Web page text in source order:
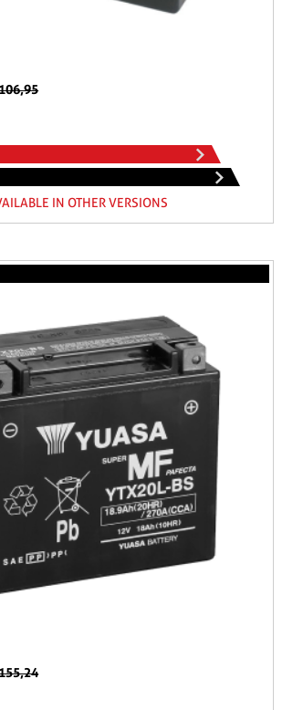
IN OTHER VERSIONS